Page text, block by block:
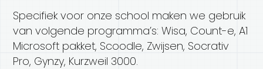
Specifiek voor onze school maken we gebruik
van volgende programma’s: Wisa, Count-e, A1
Microsoft pakket, Scoodle, Zwijsen, Socrativ
Pro, Gynzy, Kurzweil 3000.